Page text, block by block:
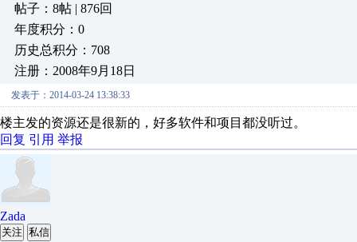
帖子：8帖 | 876回
年度积分：0
历史总积分：708
注册：2008年9月18日
发表于：2014-03-24 13:38:33
楼主发的资源还是很新的，好多软件和项目都没听过。
回复 引用 举报
Zada
关注 私信